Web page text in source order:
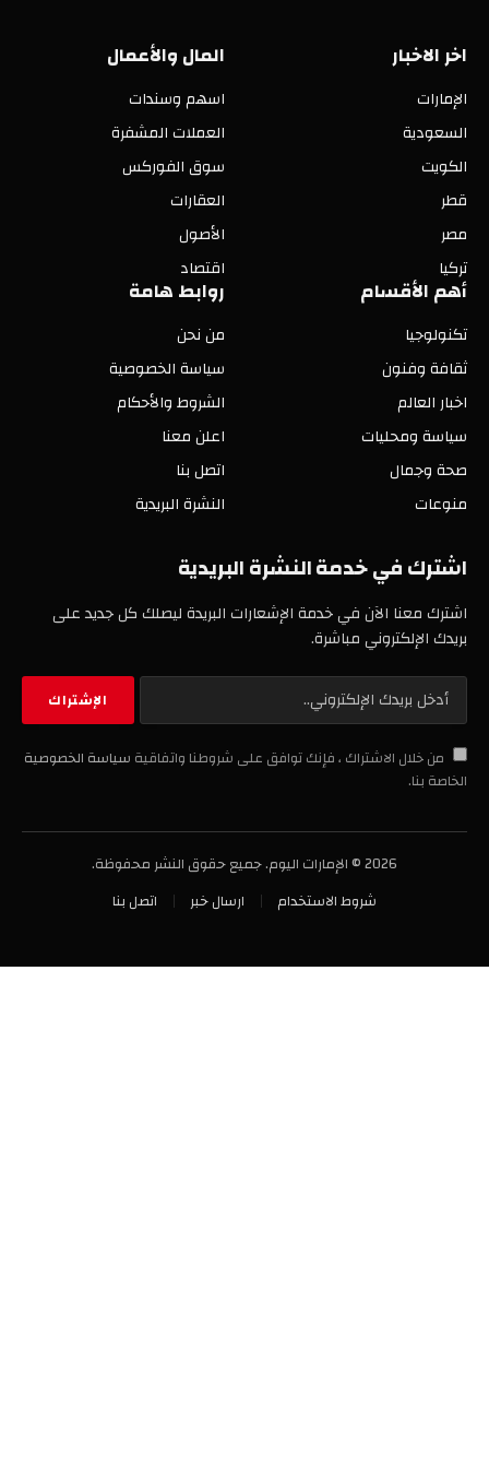
اخر الاخبار
الإمارات
السعودية
الكويت
قطر
مصر
تركيا
المال والأعمال
اسهم وسندات
العملات المشفرة
سوق الفوركس
العقارات
الأصول
اقتصاد
أهم الأقسام
تكنولوجيا
ثقافة وفنون
اخبار العالم
سياسة ومحليات
صحة وجمال
منوعات
روابط هامة
من نحن
سياسة الخصوصية
الشروط والأحكام
اعلن معنا
اتصل بنا
النشرة البريدية
اشترك في خدمة النشرة البريدية
اشترك معنا الآن في خدمة الإشعارات البريدة ليصلك كل جديد على
بريدك الإلكتروني مباشرة.
من خلال الاشتراك ، فإنك توافق على شروطنا واتفاقية سياسة الخصوصية
الخاصة بنا.
2026 © الإمارات اليوم. جميع حقوق النشر محفوظة.
شروط الاستخدام
ارسال خبر اتصل بنا